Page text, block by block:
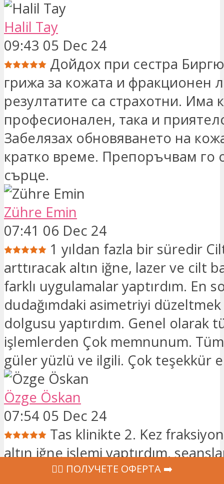
Halil Tay
09:43 05 Dec 24
Дойдох при сестра
грижа за кожата и фракционен
резултатите са страхотни. Има
професионален, така и
Забелязах обновяването на
кратко време. Препоръчвам го
сърце.
Zühre Emin
07:41 06 Dec 24
1 yıldan fazla bir süredir
arttıracak altın iğne, lazer ve cilt
farklı uygulamalar yaptırdım. En
dudağımdaki asimetriyi
dolgusu yaptırdım. Genel olarak
işlemlerden Çok memnunum.
güler yüzlü ve ilgili. Çok teşekkür
Özge Öskan
07:54 05 Dec 24
Tas klinikte 2. Kez
altın iğne işlemi yaptırdım,
etmekte ve cildimde inanılmaz bi
‍👩‍⚕ ПОЛУЧЕТЕ ОФЕРТА ➡️